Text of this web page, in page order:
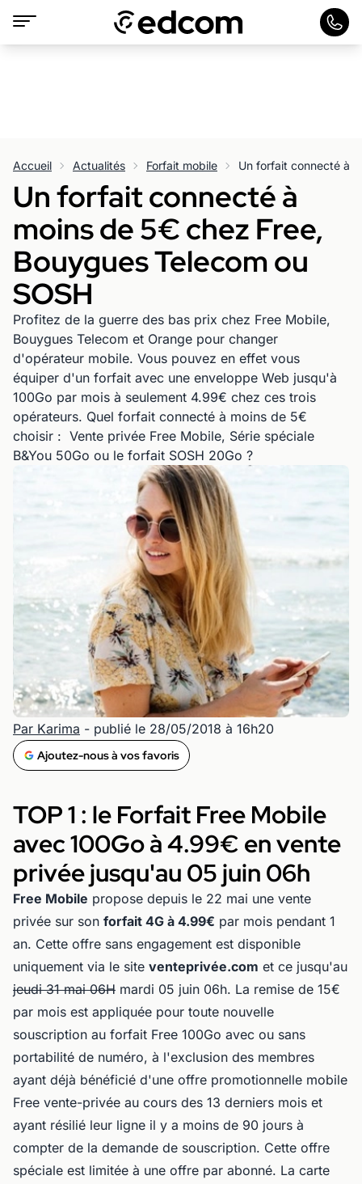
Accueil Actualités Forfait mobile
Un forfait connecté à
moins de 5€ chez Free,
Bouygues Telecom ou
SOSH
Profitez de la guerre des bas prix chez Free Mobile,
Bouygues Telecom et Orange pour changer
d'opérateur mobile. Vous pouvez en effet vous
équiper d'un forfait avec une enveloppe Web jusqu'à
100Go par mois à seulement 4.99€ chez ces trois
opérateurs. Quel forfait connecté à moins de 5€
choisir : Vente privée Free Mobile, Série spéciale
B&You 50Go ou le forfait SOSH 20Go ?
Par Karima - publié le 28/05/2018 à 16h20
Ajoutez-nous à vos favoris
TOP 1 : le Forfait Free Mobile
avec 100Go à 4.99€ en vente
privée jusqu'au 05 juin 06h
Free Mobile propose depuis le 22 mai une vente
privée sur son forfait 4G à 4.99€ par mois pendant 1
an. Cette offre sans engagement est disponible
uniquement via le site venteprivée.com et ce jusqu'au
jeudi 31 mai 06H mardi 05 juin 06h. La remise de 15€
par mois est appliquée pour toute nouvelle
souscription au forfait Free 100Go avec ou sans
portabilité de numéro, à l'exclusion des membres
ayant déjà bénéficié d'une offre promotionnelle mobile
Free vente-privée au cours des 13 derniers mois et
ayant résilié leur ligne il y a moins de 90 jours à
compter de la demande de souscription. Cette offre
spéciale est limitée à une offre par abonné. La carte